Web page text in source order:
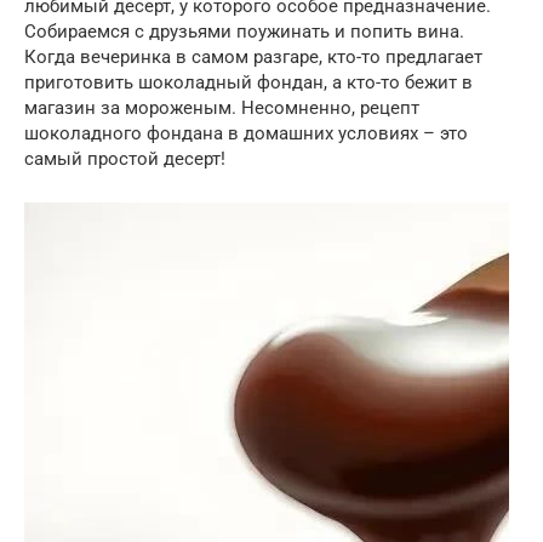
любимый десерт, у которого особое предназначение.
Собираемся с друзьями поужинать и попить вина.
Когда вечеринка в самом разгаре, кто-то предлагает
приготовить шоколадный фондан, а кто-то бежит в
магазин за мороженым. Несомненно, рецепт
шоколадного фондана в домашних условиях – это
самый простой десерт!